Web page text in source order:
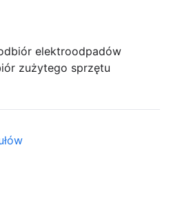
elektroodpadów
zużytego sprzętu